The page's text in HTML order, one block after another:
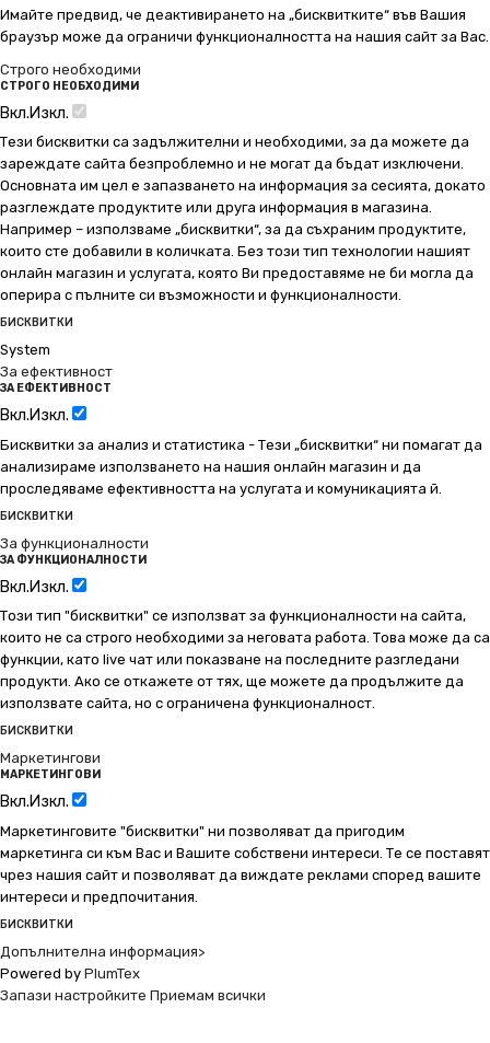
Имайте предвид, че деактивирането на „бисквитките“ във Вашия
браузър може да ограничи функционалността на нашия сайт за Вас.
Строго необходими
СТРОГО НЕОБХОДИМИ
Вкл.Изкл.
Тези бисквитки са задължителни и необходими, за да можете да
зареждате сайта безпроблемно и не могат да бъдат изключени.
Основната им цел е запазването на информация за сесията, докато
разглеждате продуктите или друга информация в магазина.
Например – използваме „бисквитки“, за да съхраним продуктите,
които сте добавили в количката. Без този тип технологии нашият
онлайн магазин и услугата, която Ви предоставяме не би могла да
оперира с пълните си възможности и функционалности.
БИСКВИТКИ
System
За ефективност
ЗА ЕФЕКТИВНОСТ
Вкл.Изкл.
Бисквитки за анализ и статистика - Тези „бисквитки“ ни помагат да
анализираме използването на нашия онлайн магазин и да
проследяваме ефективността на услугата и комуникацията й.
БИСКВИТКИ
За функционалности
ЗА ФУНКЦИОНАЛНОСТИ
Вкл.Изкл.
Този тип "бисквитки" се използват за функционалности на сайта,
които не са строго необходими за неговата работа. Това може да са
функции, като live чат или показване на последните разгледани
продукти. Ако се откажете от тях, ще можете да продължите да
използвате сайта, но с ограничена функционалност.
БИСКВИТКИ
Маркетингови
МАРКЕТИНГОВИ
Вкл.Изкл.
Маркетинговите "бисквитки" ни позволяват да пригодим
маркетинга си към Вас и Вашите собствени интереси. Те се поставят
чрез нашия сайт и позволяват да виждате реклами според вашите
интереси и предпочитания.
БИСКВИТКИ
Допълнителна информация>
Powered by PlumTex
Запази настройките Приемам всички